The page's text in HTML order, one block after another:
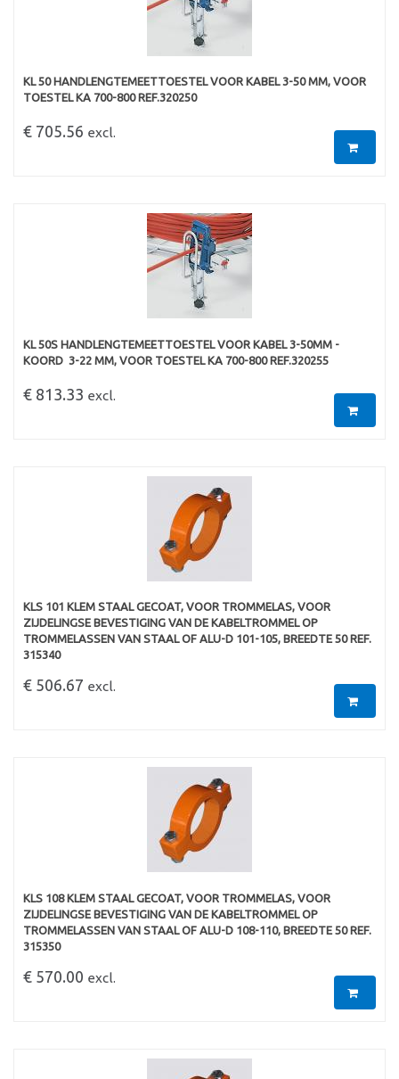
KL 50 HANDLENGTEMEETTOESTEL VOOR KABEL 3-50 MM, VOOR
TOESTEL KA 700-800 REF.320250
€ 705.56 excl.
KL 50S HANDLENGTEMEETTOESTEL VOOR KABEL 3-50MM -
KOORD  3-22 MM, VOOR TOESTEL KA 700-800 REF.320255
€ 813.33 excl.
KLS 101 KLEM STAAL GECOAT, VOOR TROMMELAS, VOOR
ZIJDELINGSE BEVESTIGING VAN DE KABELTROMMEL OP
TROMMELASSEN VAN STAAL OF ALU-D 101-105, BREEDTE 50 REF.
315340
€ 506.67 excl.
KLS 108 KLEM STAAL GECOAT, VOOR TROMMELAS, VOOR
ZIJDELINGSE BEVESTIGING VAN DE KABELTROMMEL OP
TROMMELASSEN VAN STAAL OF ALU-D 108-110, BREEDTE 50 REF.
315350
€ 570.00 excl.